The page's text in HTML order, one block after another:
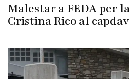
Malestar a FEDA per
Cristina Rico al